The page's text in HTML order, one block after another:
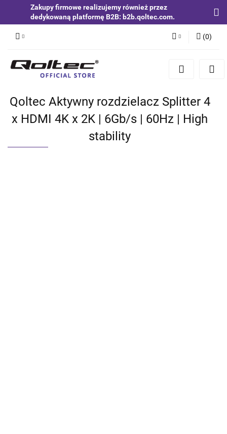
Zakupy firmowe realizujemy również przez
dedykowaną platformę B2B: b2b.qoltec.com.
Zaloguj się
Zgody cookies
(0)
Qoltec Aktywny rozdzielacz Splitter 4
x HDMI 4K x 2K | 6Gb/s | 60Hz | High
stability